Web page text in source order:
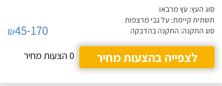
סוג העץ: עץ מרבאו
תשתית קיימת: על גבי מרצפות
סוג התקנה: התקנה בהדבקה
₪45-170
לצפייה בהצעות מחיר
0 הצעות מחיר